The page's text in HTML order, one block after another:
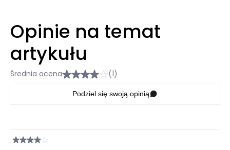
Opinie na temat
artykułu
Średnia ocena (1)
Podziel się swoją opinią